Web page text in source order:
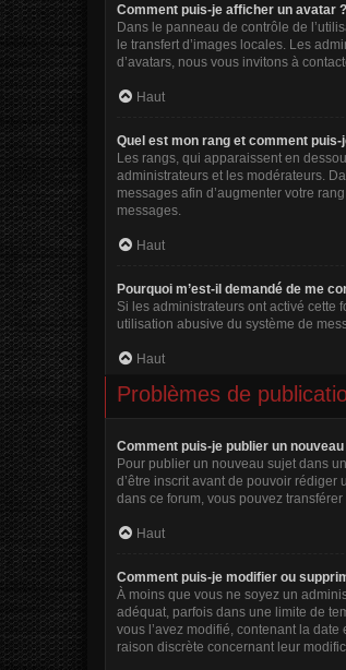
Comment puis-je afficher un avatar ?
Dans le panneau de contrôle de
le transfert d’images locales. Les
d’avatars, nous vous invitons à
Haut
Quel est mon rang et comment
Les rangs, qui apparaissent en
administrateurs et les modérateurs.
messages afin d’augmenter votre
messages.
Haut
Pourquoi m’est-il demandé de me
Si les administrateurs ont activé cette
utilisation abusive du système de
Haut
Problèmes de
Comment puis-je publier un
Pour publier un nouveau sujet dans
d’être inscrit avant de pouvoir
dans ce forum, vous pouvez
Haut
Comment puis-je modifier ou
À moins que vous ne soyez un
adéquat, parfois dans une limite de
vous l’avez modifié, contenant la date
raison discrète concernant leur